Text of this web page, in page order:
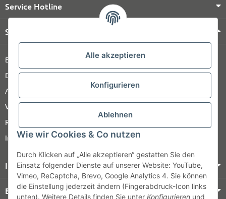
Alle akzeptieren
Konfigurieren
Ablehnen
Wie wir Cookies & Co nutzen
Durch Klicken auf „Alle akzeptieren“ gestatten Sie den
Einsatz folgender Dienste auf unserer Website: YouTube,
Vimeo, ReCaptcha, Brevo, Google Analytics 4. Sie können
die Einstellung jederzeit ändern (Fingerabdruck-Icon links
unten). Weitere Details finden Sie unter Konfigurieren und
Service Hotline
Shop Service
Barrierefreiheitserklärung
Datenschutz
AGB
Versandinformationen
Retour
Impressum
Informationen
Bezahlung & Versand